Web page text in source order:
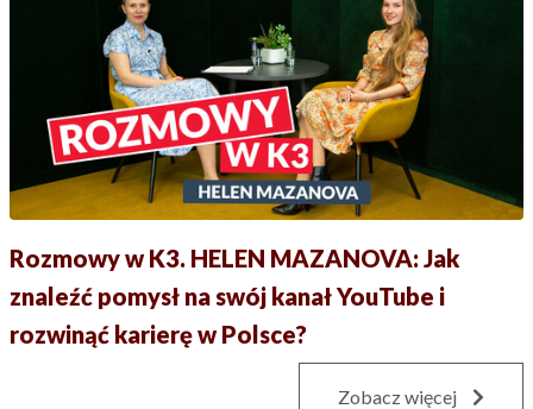
Rozmowy w K3. HELEN MAZANOVA: Jak
znaleźć pomysł na swój kanał YouTube i
rozwinąć karierę w Polsce?
Zobacz więcej